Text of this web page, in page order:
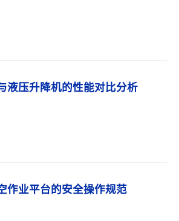
液压升降机的性能对比分析
作业平台的安全操作规范